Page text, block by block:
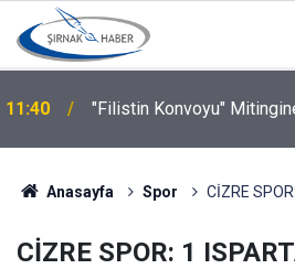
11:40 "Filistin Konvoyu"
Anasayfa Spor CİZRE
CİZRE SPOR: 1